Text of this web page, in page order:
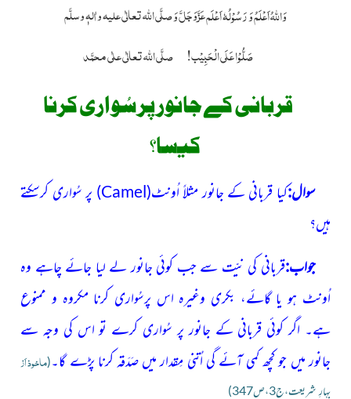
وَاللہُ اَعْلَمُ وَ رَسُوْلُہٗ اَعْلَمعَزَّوَجَلَّوَصلَّی اللّٰہ تعالٰی علیہ واٰلہٖ وسلَّم
صَلُّوْا عَلَی الْحَبِیْب! صلَّی اللہ تعالٰی علٰی محمَّد
قربانی کے جانور پرسُواری کرنا
کیسا؟
سوال:کیا قربانی کے جانور مثلاً اُونٹ(
Camel
) پر سُواری کرسکتے
ہیں؟
جواب:قربانی کی نیّت سے جب کوئی جانور لے لیا جائے چاہے وہ
اُونٹ ہو یا گائے، بکری وغیرہ اس پرسُواری کرنا مکروہ و ممنوع
ہے۔ اگر کوئی قربانی کے جانور پر سُواری کرے تو اس کی وجہ سے
جانور میں جو کچھ کمی آئے گی اُتنی مِقدار میں صَدَقہ کرنا پڑے گا۔(ماخوذ اَز
بہارِ شریعت،ج3،ص347)